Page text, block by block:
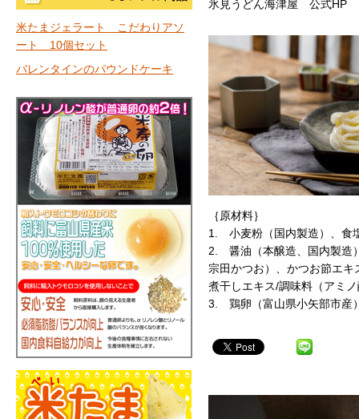
米たまジェラート こだわりアソ
ート 10個セット
バレンタインのパウンドケーキ
氷見うどん海津屋 公式
｛原材料｝
1. 小麦粉（国内製造）、食
2. 醤油（本醸造、国内製造
宗田かつお）、かつお節エ
煮干しエキス/調味料（アミ
3. 鶏卵（富山県小矢部市産